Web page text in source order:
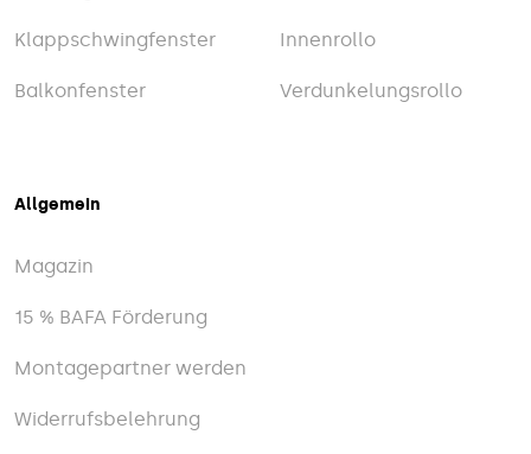
Klappschwingfenster
Balkonfenster
Innenrollo
Verdunkelungsrollo
Allgemein
Magazin
15 % BAFA Förderung
Montagepartner werden
Widerrufsbelehrung